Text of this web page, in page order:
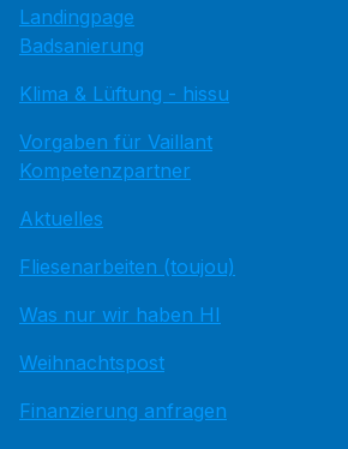
Landingpage
Badsanierung
Klima & Lüftung - hissu
Vorgaben für Vaillant
Kompetenzpartner
Aktuelles
Fliesenarbeiten (toujou)
Was nur wir haben HI
Weihnachtspost
Finanzierung anfragen